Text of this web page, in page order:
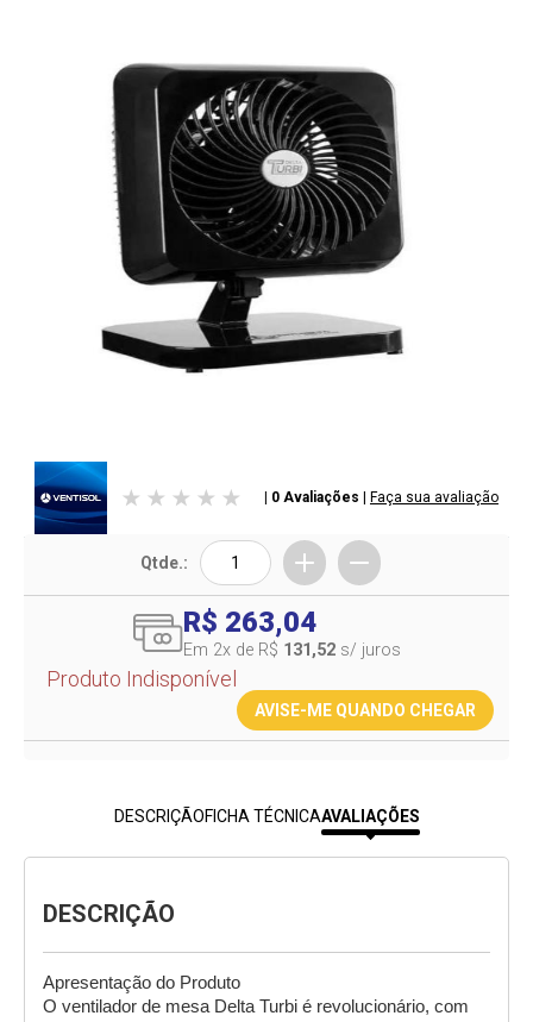
| 0 Avaliações Faça sua avaliação
Qtde.:
R$ 263,04
Em 2x de R$ 131,52 s/ juros
AVISE-ME QUANDO CHEGAR
Produto Indisponível
DESCRIÇÃOFICHA TÉCNICAAVALIAÇÕES
DESCRIÇÃO
Apresentação do Produto
O ventilador de mesa Delta Turbi é revolucionário, com